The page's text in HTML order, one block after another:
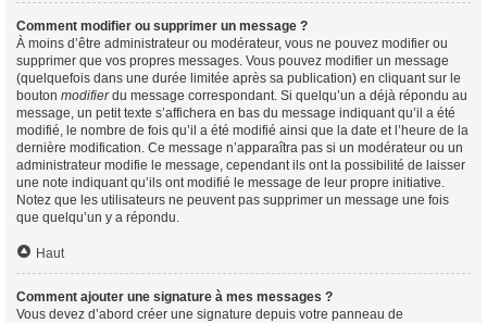
Comment modifier ou supprimer un message ?
À moins d’être administrateur ou modérateur, vous ne pouvez modifier ou
supprimer que vos propres messages. Vous pouvez modifier un message
(quelquefois dans une durée limitée après sa publication) en cliquant sur le
bouton modifierdu message correspondant. Si quelqu’un a déjà répondu au
message, un petit texte s’affichera en bas du message indiquant qu’il a été
modifié, le nombre de fois qu’il a été modifié ainsi que la date et l’heure de la
dernière modification. Ce message n’apparaîtra pas si un modérateur ou un
administrateur modifie le message, cependant ils ont la possibilité de laisser
une note indiquant qu’ils ont modifié le message de leur propre initiative.
Notez que les utilisateurs ne peuvent pas supprimer un message une fois
que quelqu’un y a répondu.
Haut
Comment ajouter une signature à mes messages ?
Vous devez d’abord créer une signature depuis votre panneau de